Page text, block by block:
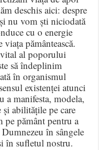
deschis aici: despre
nu vom ști niciodată
cu o energie
viața pământească.
al poporului
să îndeplinim
în organismul
existenței atunci
a manifesta, modela,
abilitățile pe care
pe pământ pentru a
în sângele
în sufletul nostru.